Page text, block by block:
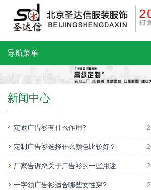
导航菜单
新闻中心
定做广告衫有什么作用?
定制广告衫选择什么颜色比较好？
厂家告诉您关于广告衫的一些用途
一字领广告衫适合哪些女性穿?